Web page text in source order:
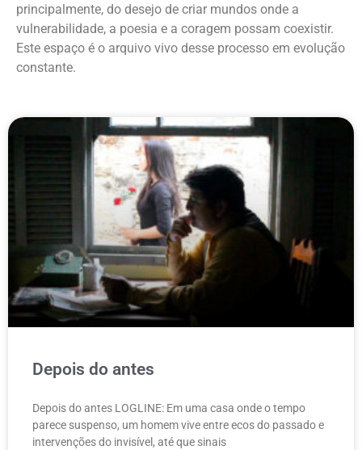
principalmente, do desejo de criar mundos onde a
vulnerabilidade, a poesia e a coragem possam coexistir.
Este espaço é o arquivo vivo desse processo em evolução
constante.
Depois do antes
Depois do antes LOGLINE: Em uma casa onde o tempo
parece suspenso, um homem vive entre ecos do passado e
intervenções do invisível, até que sinais